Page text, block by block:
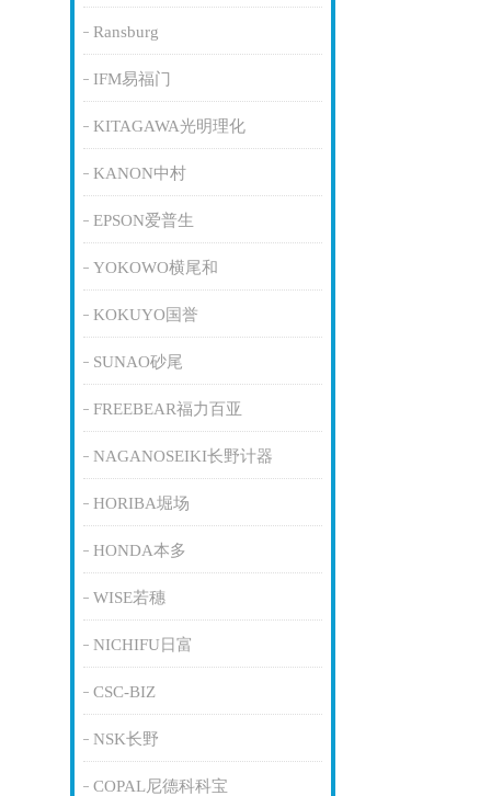
Ransburg
IFM易福门
KITAGAWA光明理化
KANON中村
EPSON爱普生
YOKOWO横尾和
KOKUYO国誉
SUNAO砂尾
FREEBEAR福力百亚
NAGANOSEIKI长野计器
HORIBA堀场
HONDA本多
WISE若穗
NICHIFU日富
CSC-BIZ
NSK长野
COPAL尼德科科宝